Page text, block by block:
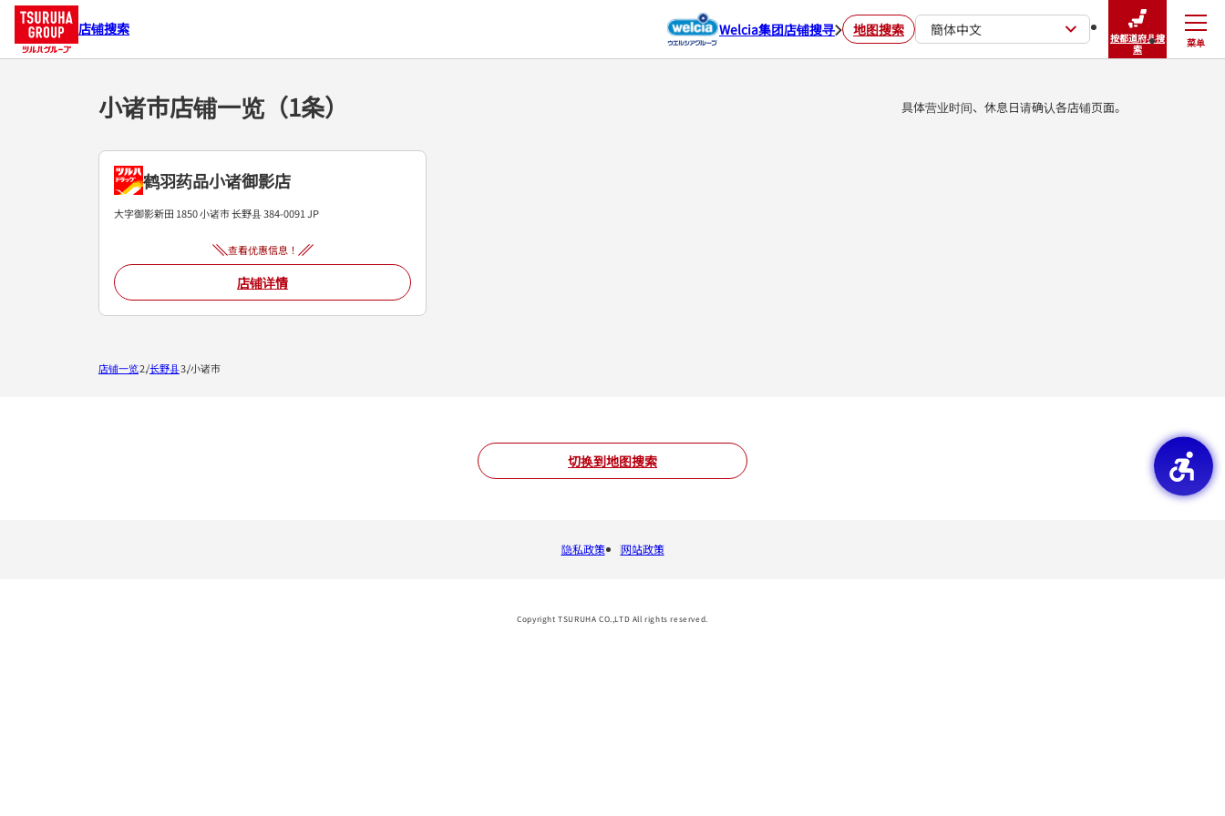
店铺搜索 Welcia集团店铺搜寻 地图搜索 簡体中文
按都道府县搜
索
菜单
关闭
小诸市店铺一览（1条） 具体营业时间、休息日请确认各店铺页面。
鹤羽药品小诸御影店
大字御影新田 1850小诸市长野县384-0091 JP
查看优惠信息！
店铺详情
切换到地图搜索
店铺一览 长野县 小诸市
隐私政策 网站政策
Copyright TSURUHA CO.,LTD All rights reserved.